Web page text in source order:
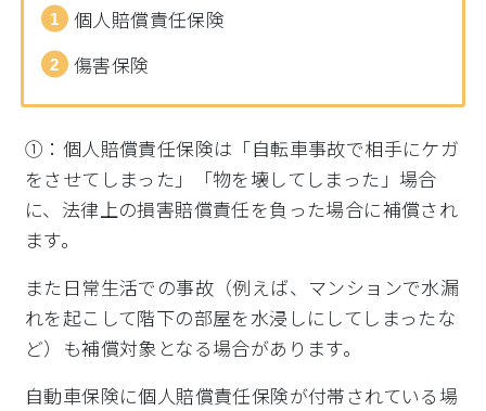
個人賠償責任保険
傷害保険
①：個人賠償責任保険は「自転車事故で相手にケガ
をさせてしまった」「物を壊してしまった」場合
に、法律上の損害賠償責任を負った場合に補償され
ます。
また日常生活での事故（例えば、マンションで水漏
れを起こして階下の部屋を水浸しにしてしまったな
ど）も補償対象となる場合があります。
自動車保険に個人賠償責任保険が付帯されている場